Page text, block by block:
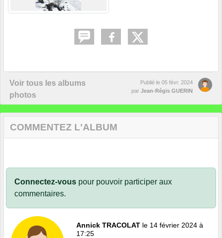
Voir tous les albums
photos
Publié le 05 févr. 2024
par Jean-Régis GUERIN
COMMENTEZ L'ALBUM
Connectez-vous pour pouvoir participer aux
commentaires.
Annick TRACOLAT le 14 février 2024 à
17:25